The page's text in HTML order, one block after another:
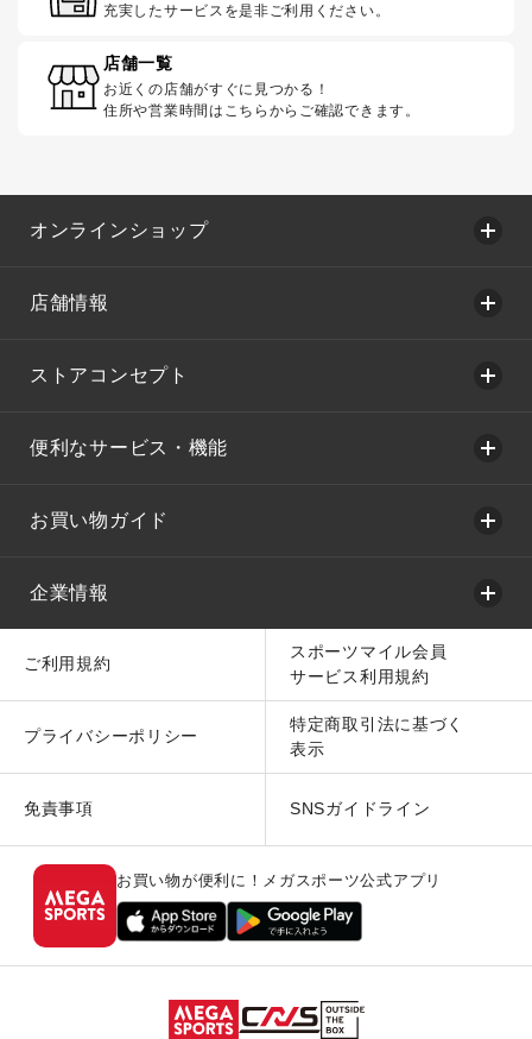
充実したサービスを是非ご利用ください。
店舗一覧
お近くの店舗がすぐに見つかる！
住所や営業時間はこちらからご確認できます。
オンラインショップ
店舗情報
ストアコンセプト
便利なサービス・機能
お買い物ガイド
企業情報
ご利用規約
スポーツマイル会員
サービス利用規約
プライバシーポリシー
特定商取引法に基づく
表示
免責事項 SNSガイドライン
お買い物が便利に！メガスポーツ公式アプリ